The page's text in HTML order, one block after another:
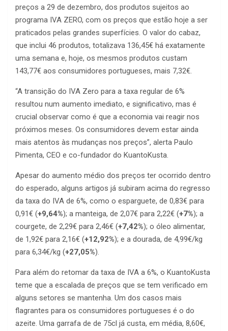
preços a 29 de dezembro, dos produtos sujeitos ao
programa IVA ZERO, com os preços que estão hoje a ser
praticados pelas grandes superfícies. O valor do cabaz,
que inclui 46 produtos, totalizava 136,45€ há exatamente
uma semana e, hoje, os mesmos produtos custam
143,77€ aos consumidores portugueses, mais 7,32€.
“A transição do IVA Zero para a taxa regular de 6%
resultou num aumento imediato, e significativo, mas é
crucial observar como é que a economia vai reagir nos
próximos meses. Os consumidores devem estar ainda
mais atentos às mudanças nos preços”, alerta Paulo
Pimenta, CEO e co-fundador do KuantoKusta.
Apesar do aumento médio dos preços ter ocorrido dentro
do esperado, alguns artigos já subiram acima do regresso
da taxa do IVA de 6%, como o esparguete, de 0,83€ para
0,91€ (+9,64%); a manteiga, de 2,07€ para 2,22€ (+7%); a
courgete, de 2,29€ para 2,46€ (+7,42%); o óleo alimentar,
de 1,92€ para 2,16€ (+12,92%); e a dourada, de 4,99€/kg
para 6,34€/kg (+27,05%).
Para além do retomar da taxa de IVA a 6%, o KuantoKusta
teme que a escalada de preços que se tem verificado em
alguns setores se mantenha. Um dos casos mais
flagrantes para os consumidores portugueses é o do
azeite. Uma garrafa de de 75cl já custa, em média, 8,60€,